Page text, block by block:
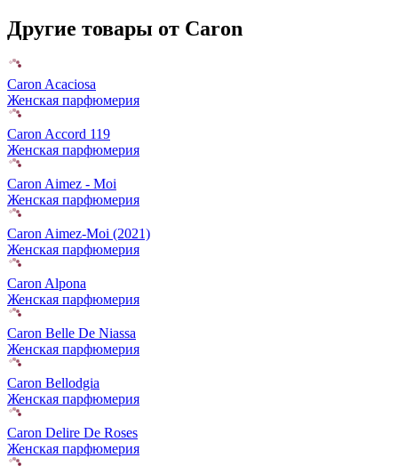
Другие товары от Caron
Caron Acaciosa
Женская парфюмерия
Caron Accord 119
Женская парфюмерия
Caron Aimez - Moi
Женская парфюмерия
Caron Aimez-Moi (2021)
Женская парфюмерия
Caron Alpona
Женская парфюмерия
Caron Belle De Niassa
Женская парфюмерия
Caron Bellodgia
Женская парфюмерия
Caron Delire De Roses
Женская парфюмерия